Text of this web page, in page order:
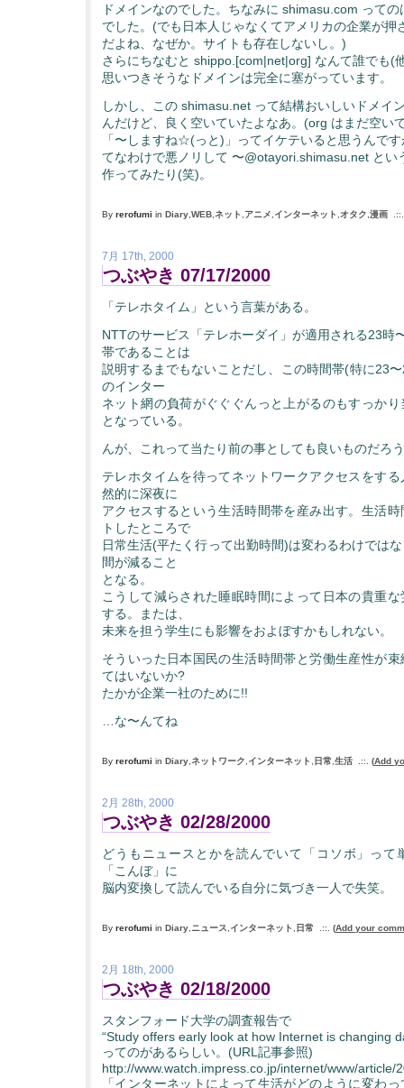
ドメインなのでした。ちなみに shimasu.com っての
でした。(でも日本人じゃなくてアメリカの企業が押
だよね、なぜか。サイトも存在しないし。)
さらにちなむと shippo.[com|net|org] なんて誰でも(
思いつきそうなドメインは完全に塞がっています。
しかし、この shimasu.net って結構おいしいドメイ
んだけど、良く空いていたよなあ。(org はまだ空い
「〜しますね☆(っと)」ってイケテいると思うんです
てなわけで悪ノリして 〜@otayori.shimasu.net とい
作ってみたり(笑)。
By rerofumi in Diary WEB ネット アニメ インターネット オタク 漫画
7月 17th, 2000
つぶやき 07/17/2000
「テレホタイム」という言葉がある。
NTTのサービス「テレホーダイ」が適用される23時
帯であることは
説明するまでもないことだし、この時間帯(特に23
のインター
ネット網の負荷がぐぐぐんっと上がるのもすっか
となっている。
んが、これって当たり前の事としても良いものだろ
テレホタイムを待ってネットワークアクセスをす
然的に深夜に
アクセスするという生活時間帯を産み出す。生活
トしたところで
日常生活(平たく行って出勤時間)は変わるわけでは
間が減ること
となる。
こうして減らされた睡眠時間によって日本の貴重
する。または、
未来を担う学生にも影響をおよぼすかもしれない。
そういった日本国民の生活時間帯と労働生産性が
てはいないか?
たかが企業一社のために!!
…な〜んてね
By rerofumi in Diary ネットワーク インターネット 日常 生活 .::. (Add
2月 28th, 2000
つぶやき 02/28/2000
どうもニュースとかを読んでいて「コソボ」って
「こんぼ」に
脳内変換して読んでいる自分に気づき一人で失笑。
By rerofumi in Diary ニュース インターネット 日常 .::. (Add your
2月 18th, 2000
つぶやき 02/18/2000
スタンフォード大学の調査報告で
“Study offers early look at how Internet is changing
ってのがあるらしい。(URL記事参照)
http://www.watch.impress.co.jp/internet/www/article/
「インターネットによって生活がどのように変わ